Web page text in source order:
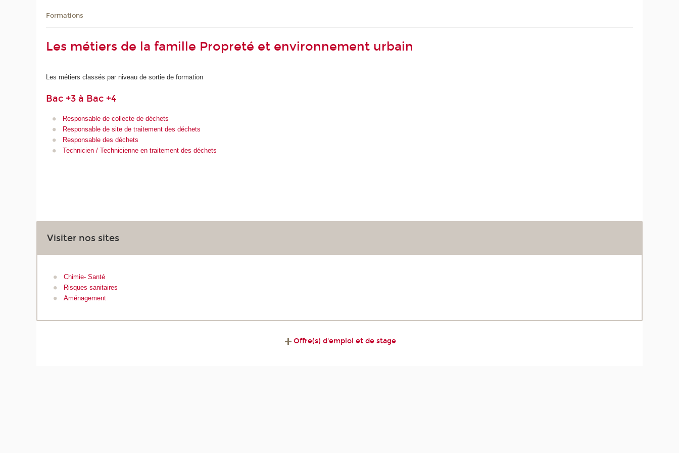
Formations
Les métiers de la famille Propreté et environnement urbain
Les métiers classés par niveau de sortie de formation
Bac +3 à Bac +4
Responsable de collecte de déchets
Responsable de site de traitement des déchets
Responsable des déchets
Technicien / Technicienne en traitement des déchets
Visiter nos sites
Chimie- Santé
Risques sanitaires
Aménagement
Offre(s) d'emploi et de stage